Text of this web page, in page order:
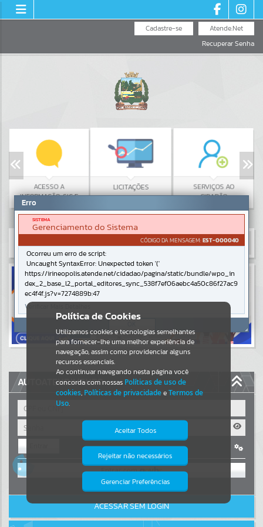
Atende.Net
Cadastre-se
Recuperar Senha
ACESSO A
INFORMAÇÃO: SIC E
LAI
LICITAÇÕES SERVIÇOS AO
CIDADÃO
Resultados para""
Portais
Por favor, aguarde...
NOTÍCIAS
Por favor, aguarde...
Por favor, aguarde...
Por favor, aguarde...
AUTOATENDIMENTO
OU
Cadastre-se|Recuperar Senha
ACESSAR SEM LOGIN
Política de Cookies
Utilizamos cookies e tecnologias semelhantes
para fornecer-lhe uma melhor experiência de
navegação, assim como providenciar alguns
recursos essenciais.
Ao continuar navegando nesta página você
concorda com nossas Políticas de uso de
cookies, Políticas de privacidadeeTermos de
Uso.
Aceitar Todos
Rejeitar não necessários
Gerenciar Preferências
Isto significa que diversos recursos
providenciados poderão não estar
Erro
SISTEMA
Gerenciamento do Sistema
CÓDIGO DA MENSAGEM:EST-000040
Ocorreu um erro de script:
Uncaught SyntaxError: Unexpected token '('
https://irineopolis.atende.net/cidadao/pagina/static/bundle/wpo_in
dex_2_base_l2_portal_editores_sync_538f7ef06aebc4a50c86f27ac9
ec4f4f.js?v=7274889b:47
Verificar Mais Detalhes